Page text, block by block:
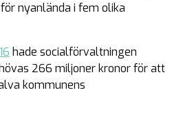
nyanlända i fem olika
hade socialförvaltningen
266 miljoner kronor för att
kommunens